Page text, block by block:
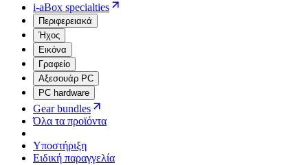
i-aBox specialties
Περιφερειακά
Ήχος
Εικόνα
Γραφείο
Αξεσουάρ PC
PC hardware
Gear bundles
Όλα τα προϊόντα
Υποστήριξη
Ειδική παραγγελία